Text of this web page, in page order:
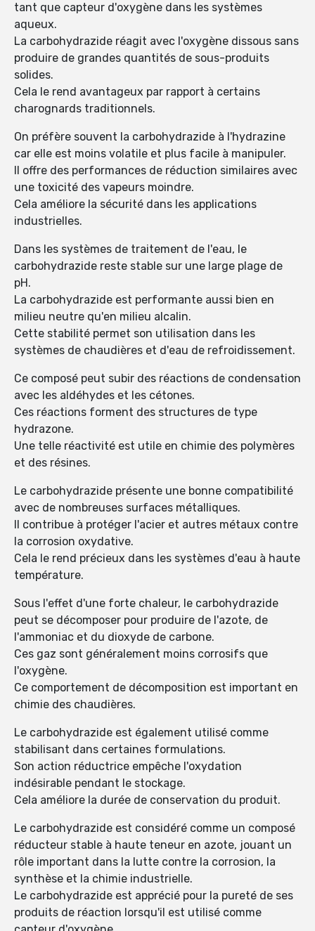
tant que capteur d'oxygène dans les systèmes
aqueux.
La carbohydrazide réagit avec l'oxygène dissous sans
produire de grandes quantités de sous-produits
solides.
Cela le rend avantageux par rapport à certains
charognards traditionnels.
On préfère souvent la carbohydrazide à l'hydrazine
car elle est moins volatile et plus facile à manipuler.
Il offre des performances de réduction similaires avec
une toxicité des vapeurs moindre.
Cela améliore la sécurité dans les applications
industrielles.
Dans les systèmes de traitement de l'eau, le
carbohydrazide reste stable sur une large plage de
pH.
La carbohydrazide est performante aussi bien en
milieu neutre qu'en milieu alcalin.
Cette stabilité permet son utilisation dans les
systèmes de chaudières et d'eau de refroidissement.
Ce composé peut subir des réactions de condensation
avec les aldéhydes et les cétones.
Ces réactions forment des structures de type
hydrazone.
Une telle réactivité est utile en chimie des polymères
et des résines.
Le carbohydrazide présente une bonne compatibilité
avec de nombreuses surfaces métalliques.
Il contribue à protéger l'acier et autres métaux contre
la corrosion oxydative.
Cela le rend précieux dans les systèmes d'eau à haute
température.
Sous l'effet d'une forte chaleur, le carbohydrazide
peut se décomposer pour produire de l'azote, de
l'ammoniac et du dioxyde de carbone.
Ces gaz sont généralement moins corrosifs que
l'oxygène.
Ce comportement de décomposition est important en
chimie des chaudières.
Le carbohydrazide est également utilisé comme
stabilisant dans certaines formulations.
Son action réductrice empêche l'oxydation
indésirable pendant le stockage.
Cela améliore la durée de conservation du produit.
Le carbohydrazide est considéré comme un composé
réducteur stable à haute teneur en azote, jouant un
rôle important dans la lutte contre la corrosion, la
synthèse et la chimie industrielle.
Le carbohydrazide est apprécié pour la pureté de ses
produits de réaction lorsqu'il est utilisé comme